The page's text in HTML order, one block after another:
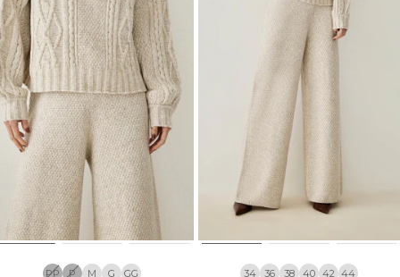
PP P M G GG 34 36 38 40 42 44